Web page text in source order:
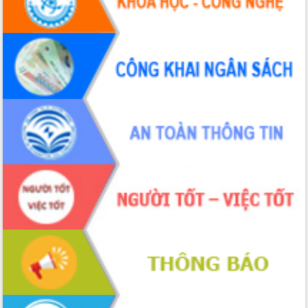
Hội thảo khoa học “Giải pháp thúc đẩy
phát triển nền kinh tế xanh tại tỉnh
Đắk Lắk”
Tăng cường giám sát, đôn đốc thực
hiện nhiệm vụ quản lý tài sản công
hàng tuần
Tháo gỡ những vướng mắc, đẩy mạnh
công tác cải cách thủ tục hành chính
tại Trung tâm Phục vụ hành chính
công tỉnh
Đắk Lắk: Tôn vinh 46 giải pháp tại Hội
thi Sáng tạo Kỹ thuật 2024 - 2025
Đắk Lắk rà soát, điều chỉnh Đề án 190
về phát triển nuôi trồng thủy sản
Phó Chủ tịch UBND tỉnh Đắk Lắk
Trương Công Thái kiểm tra thực địa
Dự án cao tốc Khánh Hòa - Buôn Ma
Thuột
Định vị cà phê Việt Nam như một “di
sản sống” trong dòng chảy toàn cầu